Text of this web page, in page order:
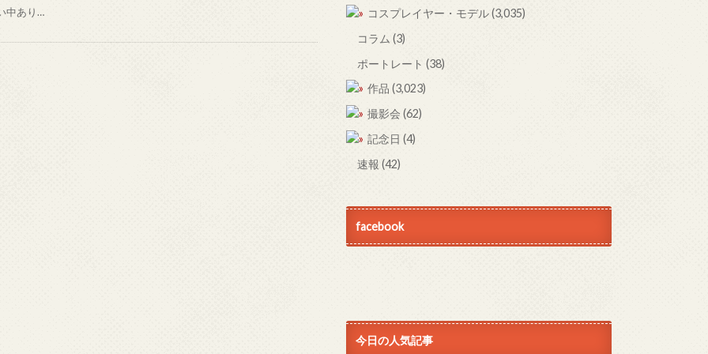
中あり…
コスプレイヤー・モデル(3,035)
コラム (3)
ポートレート (38)
作品 (3,023)
撮影会 (62)
記念日 (4)
速報 (42)
facebook
今日の人気記事